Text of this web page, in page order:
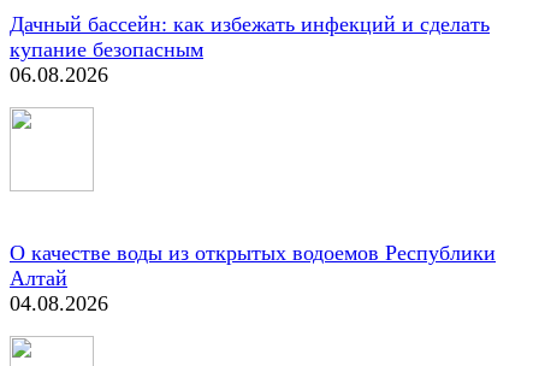
Дачный бассейн: как избежать инфекций и сделать
купание безопасным
06.08.2026
О качестве воды из открытых водоемов Республики
Алтай
04.08.2026